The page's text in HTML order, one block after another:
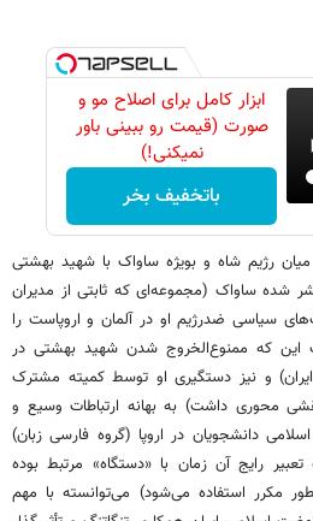
ابزار کامل برای اصلاح مو و
صورت (قیمت رو ببینی باور
نمیکنی!)
باتخفیف بخر
رژیم شاه و بویژه ساواک با شهید بهشتی
شده ساواک (مجموعه‌ای که ثابتی از مدیران
سیاسی ضدرژیم او در آلمان و اروپاست را
این که ممنوع‌الخروج شدن شهید بهشتی در
به ایران) و نیز دستگیری او توسط کمیته مشترک
محوری داشت) به بهانه ارتباطات وسیع و
اسلامی دانشجویان در اروپا (گروه فارسی زبان)
رایج آن زمان با «دستگاه» مرتبط بوده
مکرر استفاده می‌شود) می‌توانسته با مهم